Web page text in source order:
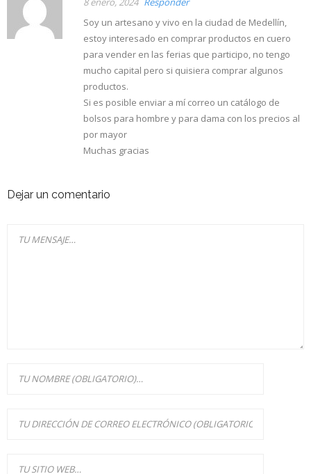
Soy un artesano y vivo en la ciudad de Medellín,
estoy interesado en comprar productos en cuero
para vender en las ferias que participo, no tengo
mucho capital pero si quisiera comprar algunos
productos.
Si es posible enviar a mí correo un catálogo de
bolsos para hombre y para dama con los precios al
por mayor
Muchas gracias
Dejar un comentario